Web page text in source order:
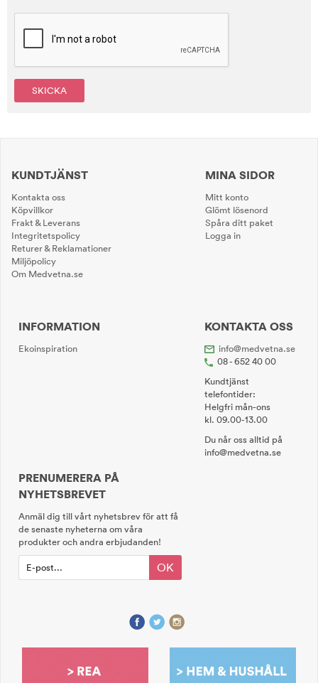
SKICKA
KUNDTJÄNST
Kontakta oss
Köpvillkor
Frakt & Leverans
Integritetspolicy
Returer & Reklamationer
Miljöpolicy
Om Medvetna.se
MINA SIDOR
Mitt konto
Glömt lösenord
Spåra ditt paket
Logga in
INFORMATION
Ekoinspiration
KONTAKTA OSS
info@medvetna.se
08 - 652 40 00
Kundtjänst
telefontider:
Helgfri mån-ons
kl. 09.00-13.00
Du når oss alltid på
info@medvetna.se
PRENUMERERA PÅ
NYHETSBREVET
Anmäl dig till vårt nyhetsbrev för att få
de senaste nyheterna om våra
produkter och andra erbjudanden!
OK